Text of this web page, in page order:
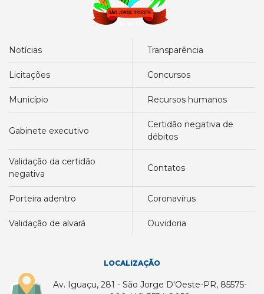
notícias transparência
licitações concursos
município recursos humanos
gabinete executivo
certidão negativa de
débitos
validação da certidão
negativa
contatos
porteira adentro coronavírus
validação de alvará ouvidoria
LOCALIZAÇÃO
Av. Iguaçu, 281 - São Jorge D'Oeste-PR, 85575-